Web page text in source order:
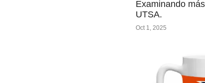
Examinando
UTSA.
Oct 1, 2025